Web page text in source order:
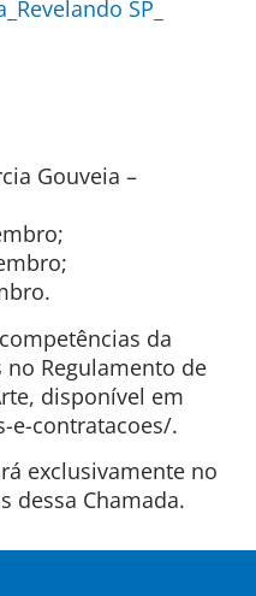
SP_
Gouveia –
da
Regulamento de
disponível em
e-contratacoes/.
exclusivamente no
dessa Chamada.